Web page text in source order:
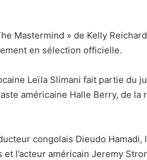
Mastermind » de Kelly
en sélection officielle.
Leïla Slimani fait partie du
américaine Halle Berry, de
congolais Dieudo
l’acteur américain Jeremy